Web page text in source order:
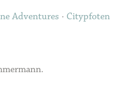
Adventures · Citypfoten